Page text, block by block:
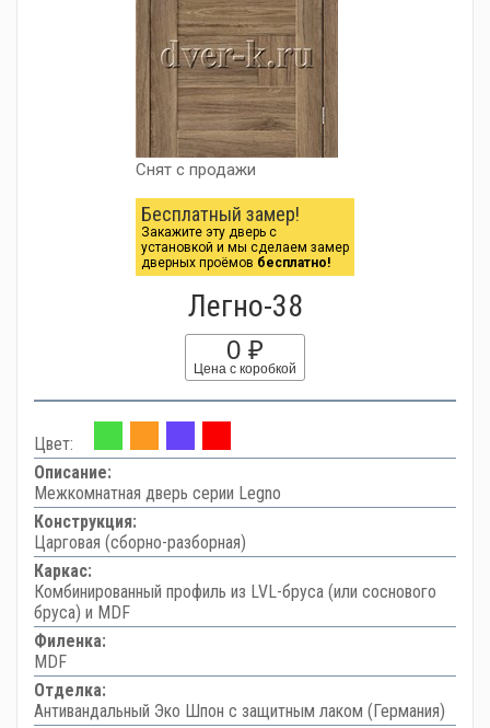
Снят с продажи
Бесплатный замер!
Закажите эту дверь с
установкой и мы сделаем замер
дверных проёмов бесплатно!
Легно-38
0 ₽
Цена с коробкой
Цвет:
Описание:
Межкомнатная дверь серии Legno
Конструкция:
Царговая (сборно-разборная)
Каркас:
Комбинированный профиль из LVL-бруса (или соснового
бруса) и MDF
Филенка:
MDF
Отделка:
Антивандальный Эко Шпон с защитным лаком (Германия)